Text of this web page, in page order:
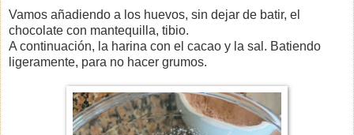
Vamos añadiendo a los huevos, sin dejar de batir, el
chocolate con mantequilla, tibio.
A continuación, la harina con el cacao y la sal. Batiendo
ligeramente, para no hacer grumos.